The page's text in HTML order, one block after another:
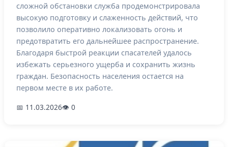
сложной обстановки служба продемонстрировала
высокую подготовку и слаженность действий, что
позволило оперативно локализовать огонь и
предотвратить его дальнейшее распространение.
Благодаря быстрой реакции спасателей удалось
избежать серьезного ущерба и сохранить жизнь
граждан. Безопасность населения остается на
первом месте в их работе.
📅 11.03.2026👁 0